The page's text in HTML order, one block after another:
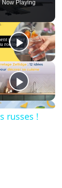
Now Playing
russes !